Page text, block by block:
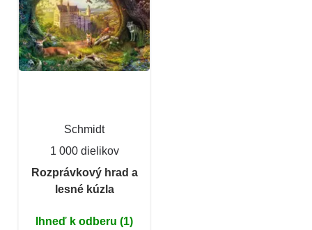
Schmidt
1 000 dielikov
Rozprávkový hrad a
lesné kúzla
Ihneď k odberu (1)